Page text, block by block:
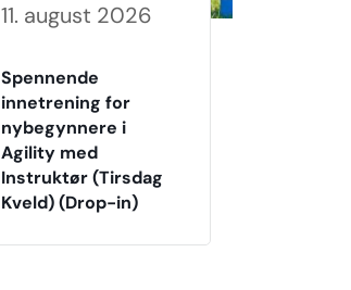
11. august 2026
Spennende
innetrening for
nybegynnere i
Agility med
Instruktør (Tirsdag
Kveld) (Drop-in)